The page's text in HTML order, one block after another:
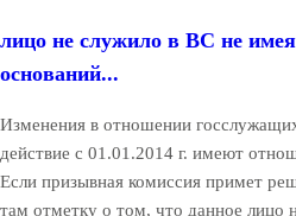
лицо не служило в ВС не
оснований...
Изменения в отношении
действие с 01.01.2014 г. имеют
Если призывная комиссия примет
там отметку о том, что данное лицо